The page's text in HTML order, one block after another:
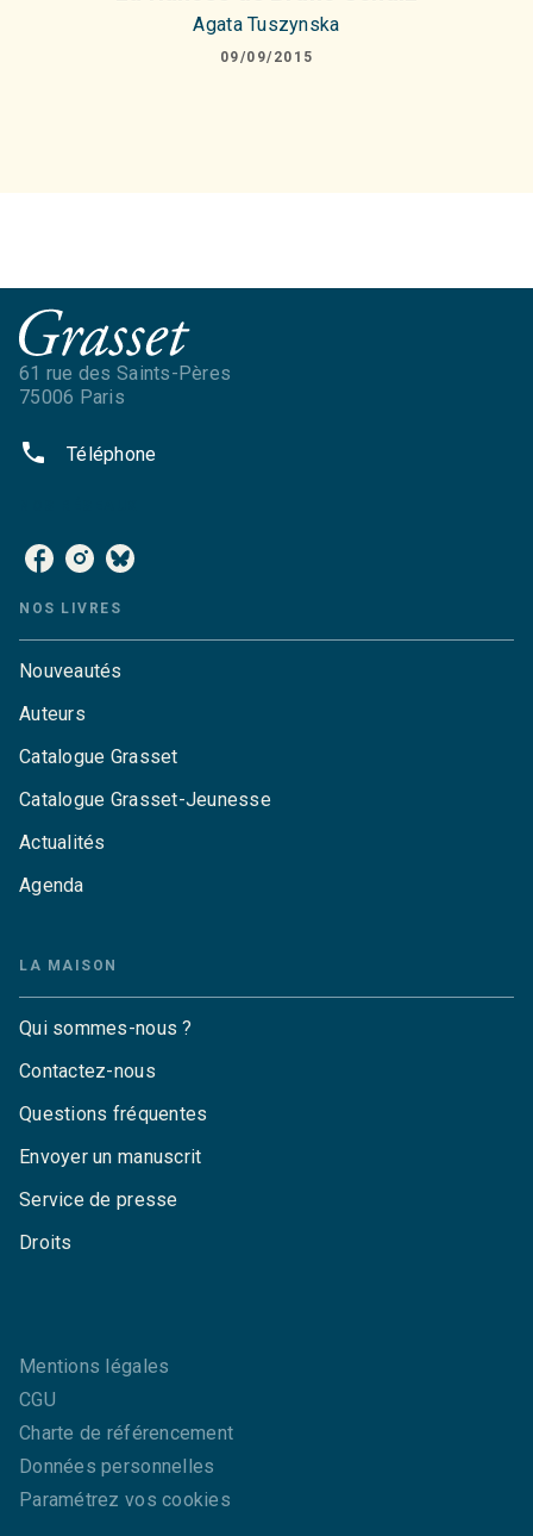
Agata Tuszynska
09/09/2015
61 rue des Saints-Pères
75006 Paris
phone Téléphone
NOS LIVRES
Nouveautés
Auteurs
Catalogue Grasset
Catalogue Grasset-Jeunesse
Actualités
Agenda
LA MAISON
Qui sommes-nous ?
Contactez-nous
Questions fréquentes
Envoyer un manuscrit
Service de presse
Droits
Mentions légales
CGU
Charte de référencement
Données personnelles
Paramétrez vos cookies